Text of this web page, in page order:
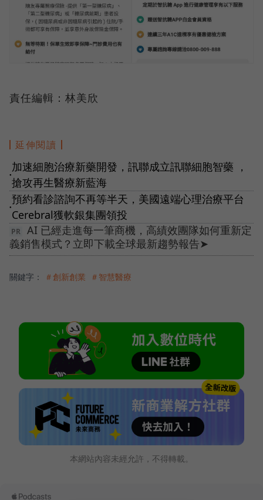
責任編輯：林美欣
延伸閱讀
●
加速細胞治療新藥開發，訊聯成立訊聯細胞智藥 ，
搶攻再生醫療新藍海
●
預約看診諮詢不再等半天，美國遠端心理治療平台
Cerebral獲軟銀集團領投
AI 已經走進每一筆商機，高績效團隊如何重新定
義銷售模式？立即下載全球最新趨勢報告➤
關鍵字： ＃創新創業 ＃智慧醫療
本網站內容未經允許，不得轉載。